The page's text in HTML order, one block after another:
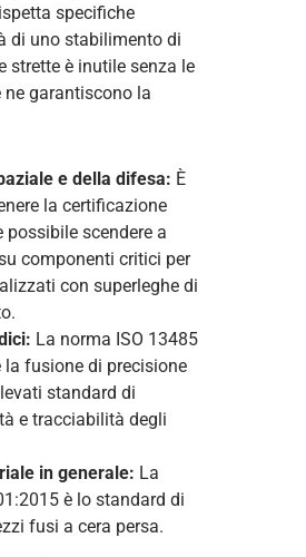
specifiche
di uno stabilimento di
strette è inutile senza le
garantiscono la
e della difesa: È
la certificazione
possibile scendere a
componenti critici per
con superleghe di
La norma ISO 13485
la fusione di precisione
standard di
e tracciabilità degli
in generale: La
è lo standard di
fusi a cera persa.